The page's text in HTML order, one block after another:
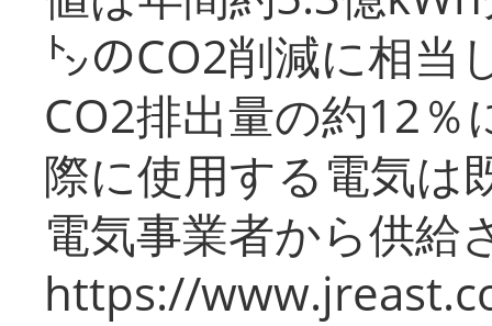
㌧のCO2削減に相当
CO2排出量の約12％
際に使用する電気は
電気事業者から供給
https://